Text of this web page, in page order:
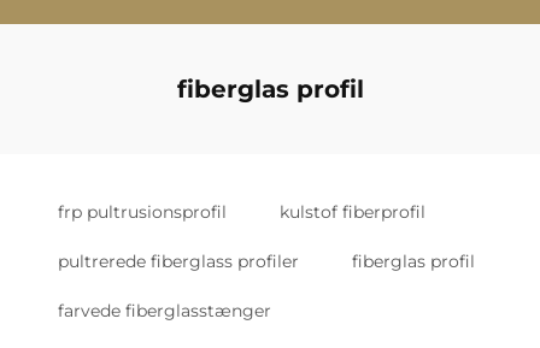
fiberglas profil
frp pultrusionsprofil kulstof fiberprofil
pultrerede fiberglass profiler fiberglas profil
farvede fiberglasstænger